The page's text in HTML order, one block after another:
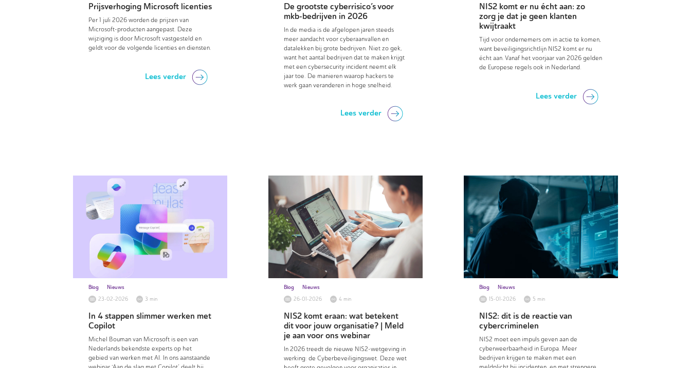
Prijsverhoging Microsoft licenties
Per 1 juli 2026 worden de prijzen van
Microsoft-producten aangepast. Deze
wijziging is door Microsoft vastgesteld en
geldt voor de volgende licenties en diensten.
Lees verder
De grootste cyberrisico’s voor
mkb-bedrijven in 2026
In de media is de afgelopen jaren steeds
meer aandacht voor cyberaanvallen en
datalekken bij grote bedrijven. Niet zo gek,
want het aantal bedrijven dat te maken krijgt
met een cybersecurity incident neemt elk
jaar toe. De manieren waarop hackers te
werk gaan veranderen in hoge snelheid.
Lees verder
NIS2 komt er nu écht aan: zo
zorg je dat je geen klanten
kwijtraakt
Tijd voor ondernemers om in actie te komen,
want beveiligingsrichtlijn NIS2 komt er nu
écht aan. Vanaf het voorjaar van 2026 gelden
de Europese regels ook in Nederland.
Lees verder
Blog
Nieuws
23-02-2026
3 min
In 4 stappen slimmer werken met
Copilot
Michel Bouman van Microsoft is een van
Nederlands bekendste experts op het
gebied van werken met AI. In ons aanstaande
Blog
Nieuws
26-01-2026
4 min
NIS2 komt eraan: wat betekent
dit voor jouw organisatie? | Meld
je aan voor ons webinar
In 2026 treedt de nieuwe NIS2-wetgeving in
werking: de Cyberbeveiligingswet. Deze wet
Blog
Nieuws
15-01-2026
5 min
NIS2: dit is de reactie van
cybercriminelen
NIS2 moet een impuls geven aan de
cyberweerbaarheid in Europa. Meer
bedrijven krijgen te maken met een